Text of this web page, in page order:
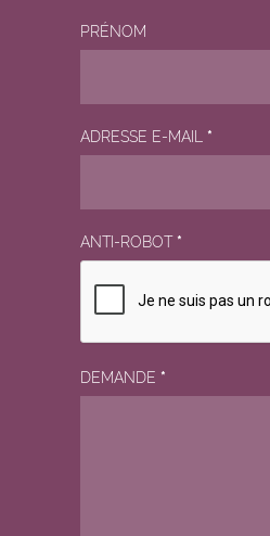
PRÉNOM
ADRESSE E-MAIL *
ANTI-ROBOT *
DEMANDE *